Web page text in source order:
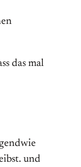
das mal
und